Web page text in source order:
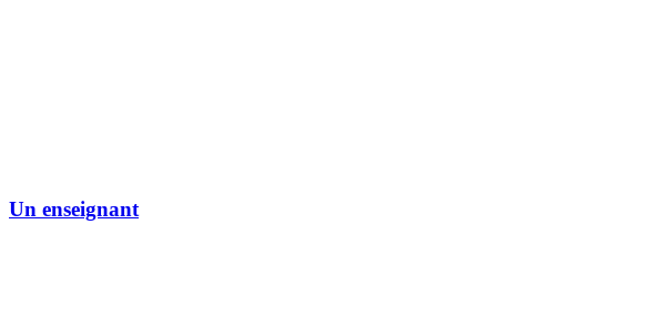
Un enseignant